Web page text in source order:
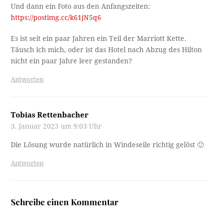
Und dann ein Foto aus den Anfangszeiten:
https://postimg.cc/k61jN5q6
Es ist seit ein paar Jahren ein Teil der Marriott Kette.
Täusch ich mich, oder ist das Hotel nach Abzug des Hilton
nicht ein paar Jahre leer gestanden?
Antworten
Tobias Rettenbacher
3. Januar 2023 um 9:03 Uhr
Die Lösung wurde natürlich in Windeseile richtig gelöst 🙂
Antworten
Schreibe einen Kommentar